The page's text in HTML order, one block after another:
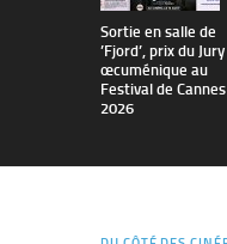
Sortie en salle de
’Fjord’, prix du Jury
œcuménique au
Festival de Cannes
2026